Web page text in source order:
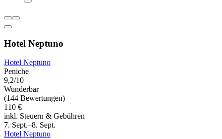
Hotel Neptuno
Hotel Neptuno
Peniche
9,2/10
Wunderbar
(144 Bewertungen)
110 €
inkl. Steuern & Gebühren
7. Sept.–8. Sept.
Hotel Neptuno